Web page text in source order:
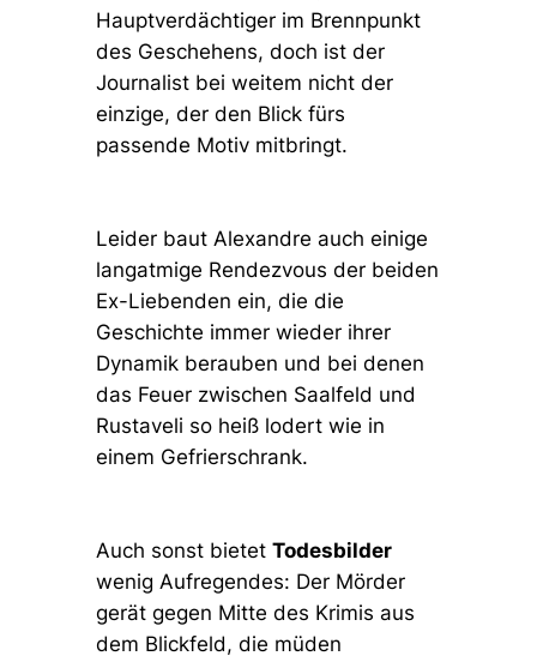
Hauptverdächtiger im Brennpunkt
des Geschehens, doch ist der
Journalist bei weitem nicht der
einzige, der den Blick fürs
passende Motiv mitbringt.
Leider baut Alexandre auch einige
langatmige Rendezvous der beiden
Ex-Liebenden ein, die die
Geschichte immer wieder ihrer
Dynamik berauben und bei denen
das Feuer zwischen Saalfeld und
Rustaveli so heiß lodert wie in
einem Gefrierschrank.
Auch sonst bietet Todesbilder
wenig Aufregendes: Der Mörder
gerät gegen Mitte des Krimis aus
dem Blickfeld, die müden